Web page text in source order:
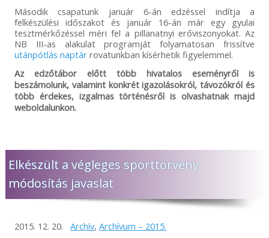
Második csapatunk január 6-án edzéssel indítja a
felkészülési időszakot és január 16-án már egy gyulai
tesztmérkőzéssel méri fel a pillanatnyi erőviszonyokat. Az
NB III-as alakulat programját folyamatosan frissítve
utánpótlás naptárrovatunkban kísérhetik figyelemmel.
Az edzőtábor előtt több hivatalos eseményről is
beszámolunk, valamint konkrét igazolásokról, távozókról és
több érdekes, izgalmas történésről is olvashatnak majd
weboldalunkon.
Elkészült a végleges sporttörvény
módosítás javaslat
2015. 12. 20. Archív, Archívum – 2015.